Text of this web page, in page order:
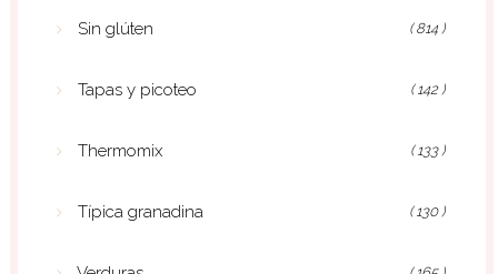
Sin glúten ( 814 )
Tapas y picoteo ( 142 )
Thermomix ( 133 )
Típica granadina ( 130 )